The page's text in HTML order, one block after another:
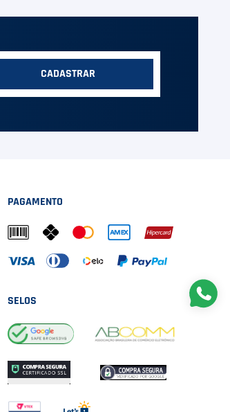
CADASTRAR
PAGAMENTO
SELOS